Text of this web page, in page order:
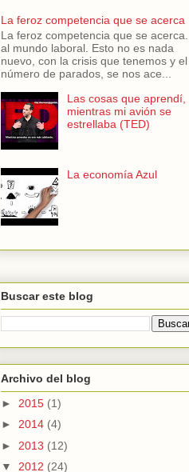
La feroz competencia que se acerca
La feroz competencia que se acerca...
al mundo laboral. Esto no es nada
nuevo, con la crisis que tenemos y el
número de parados, se nos ace...
Las cosas que aprendí,
mientras mi avión se
estrellaba (TED)
La economía Azul
Buscar este blog
Archivo del blog
► 2015 (1)
► 2014 (4)
► 2013 (12)
▼ 2012 (24)